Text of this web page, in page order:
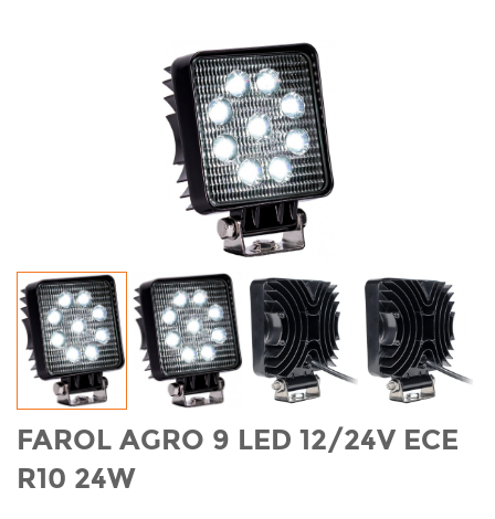
FAROL AGRO 9 LED 12/24V ECE
R10 24W